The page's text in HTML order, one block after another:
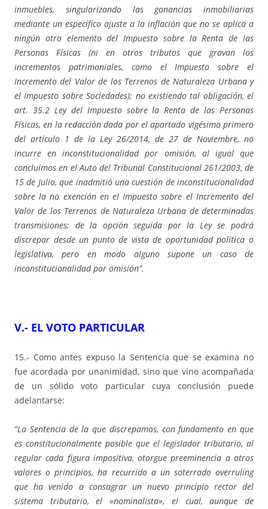
inmuebles, singularizando las ganancias inmobiliarias
mediante un específico ajuste a la inflación que no se aplica a
ningún otro elemento del Impuesto sobre la Renta de las
Personas Físicas (ni en otros tributos que gravan los
incrementos patrimoniales, como el Impuesto sobre el
Incremento del Valor de los Terrenos de Naturaleza Urbana y
el Impuesto sobre Sociedades); no existiendo tal obligación, el
art. 35.2 Ley del Impuesto sobre la Renta de las Personas
Físicas, en la redacción dada por el apartado vigésimo primero
del artículo 1 de la Ley 26/2014, de 27 de Noviembre, no
incurre en inconstitucionalidad por omisión, al igual que
concluimos en el Auto del Tribunal Constitucional 261/2003, de
15 de Julio, que inadmitió una cuestión de inconstitucionalidad
sobre la no exención en el Impuesto sobre el Incremento del
Valor de los Terrenos de Naturaleza Urbana de determinadas
transmisiones; de la opción seguida por la Ley se podrá
discrepar desde un punto de vista de oportunidad política o
legislativa, pero en modo alguno supone un caso de
inconstitucionalidad por omisión”.
V.- EL VOTO PARTICULAR
15.- Como antes expuso la Sentencia que se examina no
fue acordada por unanimidad, sino que vino acompañada
de un sólido voto particular cuya conclusión puede
adelantarse:
“La Sentencia de la que discrepamos, con fundamento en que
es constitucionalmente posible que el legislador tributario, al
regular cada figura impositiva, otorgue preeminencia a otros
valores o principios, ha recurrido a un soterrado overruling
que ha venido a consagrar un nuevo principio rector del
sistema tributario, el «nominalista», el cual, aunque de